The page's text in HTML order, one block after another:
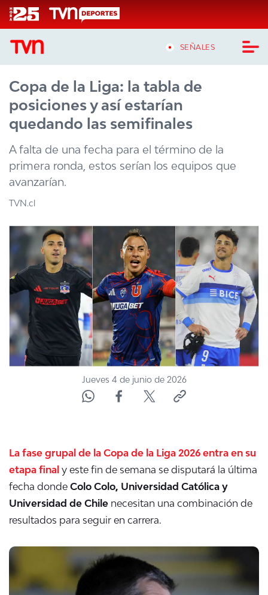
Click acá para ir directamente al contenido
SEÑALES
CASTING MASTERCHEF CHILE
CASTING TVN VERTICAL
TVN VERTICAL
TVN PLAY
PROGRAMAS
TELESERIES
NTV
ACTUALIDAD Y TENDENCIAS
CORPORATIVO Y TRANSPARENCIA
CANAL DE DENUNCIAS
ÁREA DE PROYECTOS
Copa de la Liga: la tabla de
posiciones y así estarían
quedando las semifinales
A falta de una fecha para el término de la
primera ronda, estos serían los equipos que
avanzarían.
TVN.cl
Jueves 4 de junio de 2026
La fase grupal de la Copa de la Liga 2026 entra en su
etapa final y este fin de semana se disputará la última
fecha donde Colo Colo, Universidad Católica y
Universidad de Chile necesitan una combinación de
resultados para seguir en carrera.